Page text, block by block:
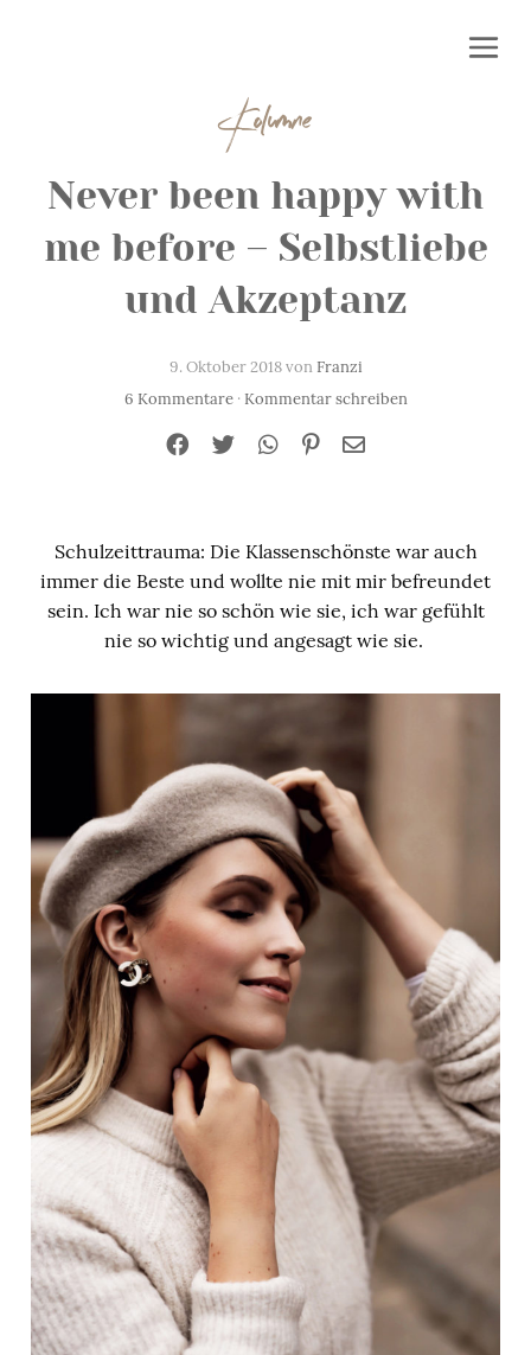
Kolumne
Never been happy with
me before – Selbstliebe
und Akzeptanz
9. Oktober 2018 vonFranzi
6 Kommentare· Kommentar schreiben
Schulzeittrauma: Die Klassenschönste war auch
immer die Beste und wollte nie mit mir befreundet
sein. Ich war nie so schön wie sie, ich war gefühlt
nie so wichtig und angesagt wie sie.